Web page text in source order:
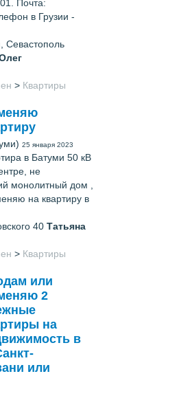
Почта:
в Грузии -
Севастополь
> Квартиры
25 января 2023
в Батуми 50 кВ
не
монолитный дом ,
на квартиру в
40 Татьяна
> Квартиры
или
2
на
в
или